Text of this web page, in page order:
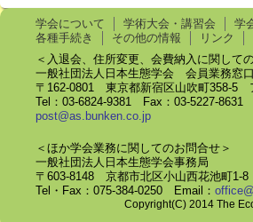
学会について 学術大会・講習会
学
各種手続き
その他の情報
リンク
＜入退会、住所変更、会費納入に関して
一般社団法人日本生態学会 会員業務窓口
〒162-0801 東京都新宿区山吹町358-5
Tel：03-6824-9381 Fax：03-5227-8631
post@as.bunken.co.jp
＜ほか学会業務に関してのお問合せ＞
一般社団法人日本生態学会事務局
〒603-8148 京都市北区小山西花池町1-8
Tel・Fax：075-384-0250 Email：
Copyright(C) 2014 The